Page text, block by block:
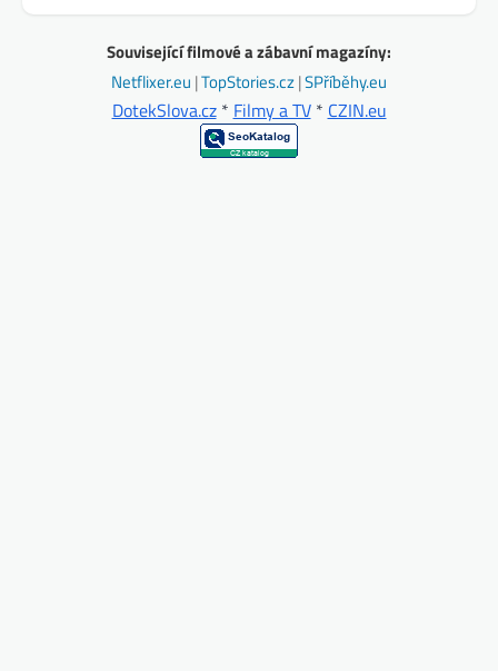
Související filmové a zábavní magazíny:
Netflixer.eu |TopStories.cz|SPříběhy.eu
DotekSlova.cz* Filmy a TV* CZIN.eu